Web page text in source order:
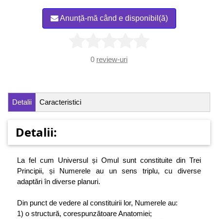
Anunță-mă când e disponibil(ă)
0 review-uri
Detalii Caracteristici
Detalii:
La fel cum Universul și Omul sunt constituite din Trei
Principii, și Numerele au un sens triplu, cu diverse
adaptări în diverse planuri.
Din punct de vedere al constituirii lor, Numerele au:
1) o structură, corespunzătoare Anatomiei;